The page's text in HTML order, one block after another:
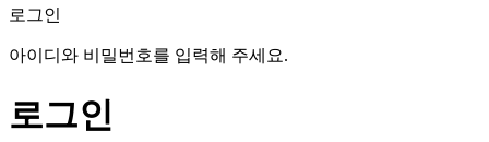
로그인
아이디와 비밀번호를 입력해 주세요.
로그인